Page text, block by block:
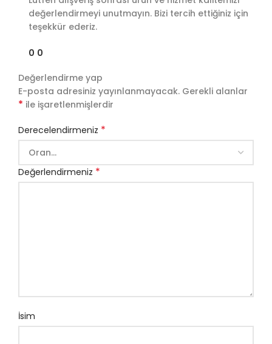
değerlendirmeyi unutmayın. Bizi tercih ettiğiniz için
teşekkür ederiz.
0 0
Değerlendirme yap
E-posta adresiniz yayınlanmayacak. Gerekli alanlar
* ile işaretlenmişlerdir
Derecelendirmeniz *
Değerlendirmeniz *
İsim